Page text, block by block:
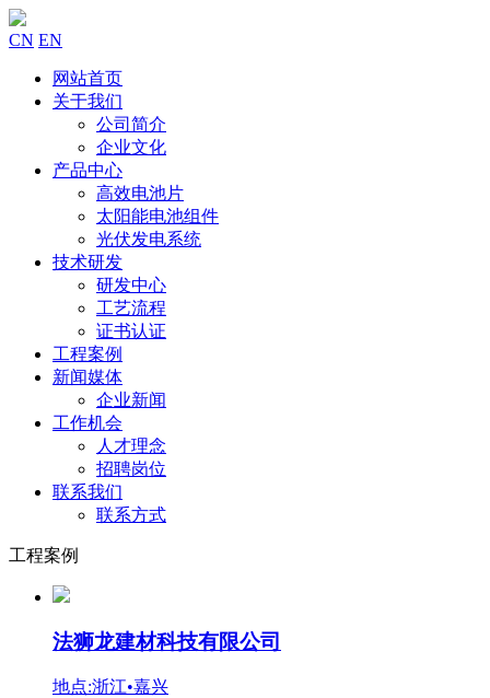
CN EN
网站首页
关于我们
公司简介
企业文化
产品中心
高效电池片
太阳能电池组件
光伏发电系统
技术研发
研发中心
工艺流程
证书认证
工程案例
新闻媒体
企业新闻
工作机会
人才理念
招聘岗位
联系我们
联系方式
工程案例
法狮龙建材科技有限公司
地点:浙江•嘉兴